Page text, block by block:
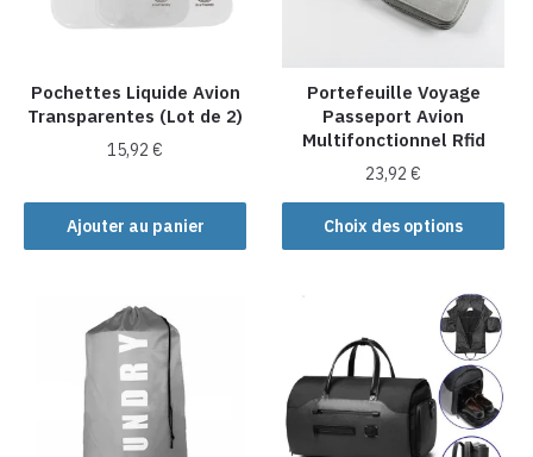
sur
page
du
produit
Pochettes Liquide Avion
Transparentes (Lot de 2)
15,92€
Ajouter au panier
Portefeuille Voyage
Passeport Avion
Multifonctionnel Rfid
23,92€
Choix des options
Ce
produit
plusieurs
variations.
Les
options
peuvent
être